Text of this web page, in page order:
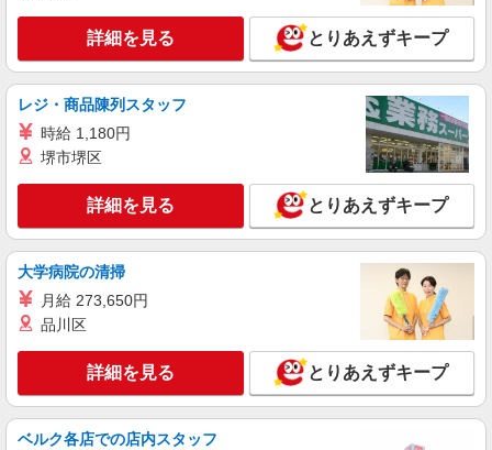
宿」駅
キープ 詳細を見る
派遣社員
（株）ウィルオブ・ワークCW 宇都宮支店/ms090101
時給1100円 ◆前払い・日払い・週払いOK
福島県郡山市郡山駅周辺
キープ 詳細を見る
派遣社員
（株）ウィルオブ・ワークCW 宇都宮支店/ms090101
病院内の補助staff
時給1100円 ◆前払い・日払い・週払いOK
福島県郡山市
詳細を見る とりあえずキープ
レジ・商品陳列スタッフ
時給 1,180円
堺市堺区
詳細を見る とりあえずキープ
大学病院の清掃
月給 273,650円
品川区
詳細を見る とりあえずキープ
ベルク各店での店内スタッフ